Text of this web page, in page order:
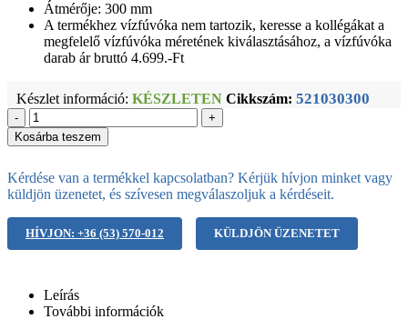
Átmérője: 300 mm
A termékhez vízfúvóka nem tartozik, keresse a kollégákat a
megfelelő vízfúvóka méretének kiválasztásához, a vízfúvóka
darab ár bruttó 4.699.-Ft
Készlet információ: KÉSZLETEN Cikkszám: 521030300
-
+
Kosárba teszem
Kérdése van a termékkel kapcsolatban? Kérjük hívjon minket vagy
küldjön üzenetet, és szívesen megválaszoljuk a kérdéseit.
HÍVJON: +36 (53) 570-012 KÜLDJÖN ÜZENETET
Leírás
További információk